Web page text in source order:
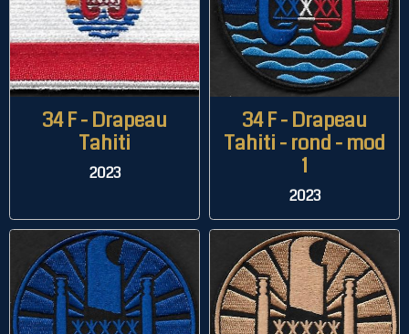
34 F - Drapeau
Tahiti
2023
34 F - Drapeau
Tahiti - rond - mod
1
2023